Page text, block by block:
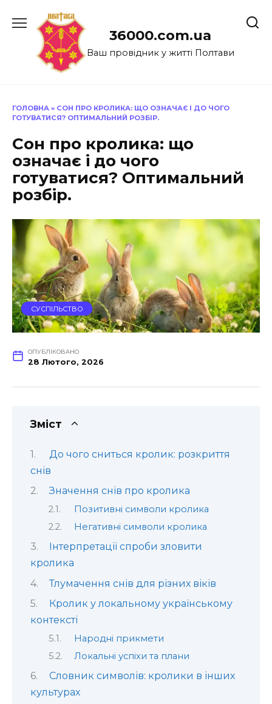
до
36000.com.ua
Ваш провідник у житті Полтави
ГОЛОВНА » СОН ПРО КРОЛИКА: ЩО ОЗНАЧАЄ І ДО ЧОГО
ГОТУВАТИСЯ? ОПТИМАЛЬНИЙ РОЗБІР.
Сон про кролика: що
означає і до чого
готуватися? Оптимальний
розбір.
СУСПІЛЬСТВО
ОПУБЛІКОВАНО
28 Лютого, 2026
Зміст
До чого сниться кролик: розкриття
снів
Значення снів про кролика
Позитивні символи кролика
Негативні символи кролика
Інтерпретації спроби зловити
кролика
Тлумачення снів для різних віків
Кролик у локальному українському
контексті
Народні прикмети
Локальні успіхи та плани
Словник символів: кролики в інших
культурах